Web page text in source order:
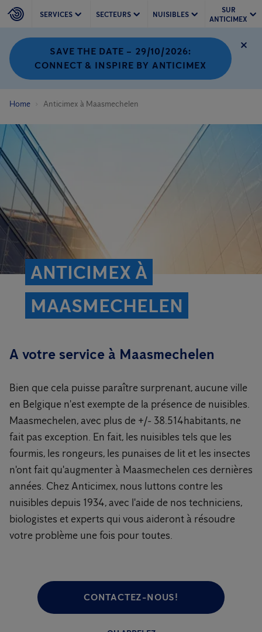
SERVICES SECTEURS NUISIBLES
SUR
ANTICIMEX
SAVE THE DATE – 29/10/2026:
CONNECT & INSPIRE BY ANTICIMEX
Home Anticimex à Maasmechelen
ANTICIMEX À
MAASMECHELEN
A votre service à Maasmechelen
Bien que cela puisse paraître surprenant, aucune ville
en Belgique n'est exempte de la présence de nuisibles.
Maasmechelen, avec plus de +/- 38.514habitants, ne
fait pas exception. En fait, les nuisibles tels que les
fourmis, les rongeurs, les punaises de lit et les insectes
n'ont fait qu'augmenter à Maasmechelen ces dernières
années. Chez Anticimex, nous luttons contre les
nuisibles depuis 1934, avec l'aide de nos techniciens,
biologistes et experts qui vous aideront à résoudre
votre problème une fois pour toutes.
CONTACTEZ-NOUS!